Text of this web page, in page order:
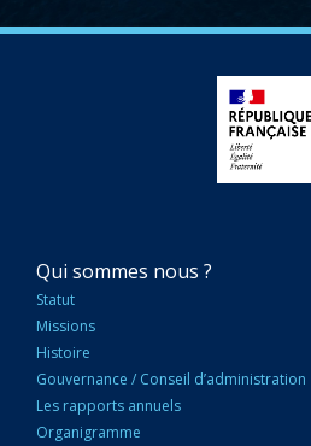
NAVIGATION
PRINCIPALE
Qui sommes nous ?
Statut
Missions
Histoire
Gouvernance / Conseil d’administration
Les rapports annuels
Organigramme